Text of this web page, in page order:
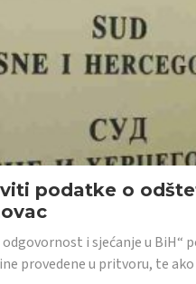
podatke o
odgovornost i sjećanje u
provedene u pritvoru, te